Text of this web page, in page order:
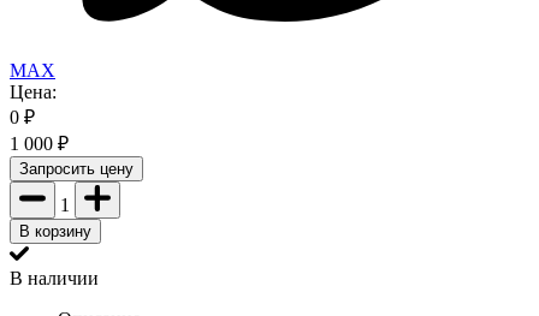
MAX
Цена:
0 ₽
1 000 ₽
Запросить цену
1
В корзину
В наличии